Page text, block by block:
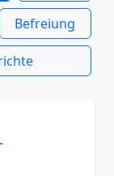
Befreiung